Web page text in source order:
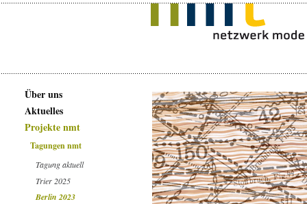
Über uns
Aktuelles
Projekte nmt
Tagungen nmt
Tagung aktuell
Trier 2025
Berlin 2023